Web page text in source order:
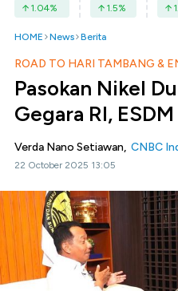
1.04% 1.5%
HOME News Berita
ROAD TO HARI TAMBANG &
Pasokan Nikel
Gegara RI,
Verda Nano Setiawan, CNBC
22 October 2025 13:05